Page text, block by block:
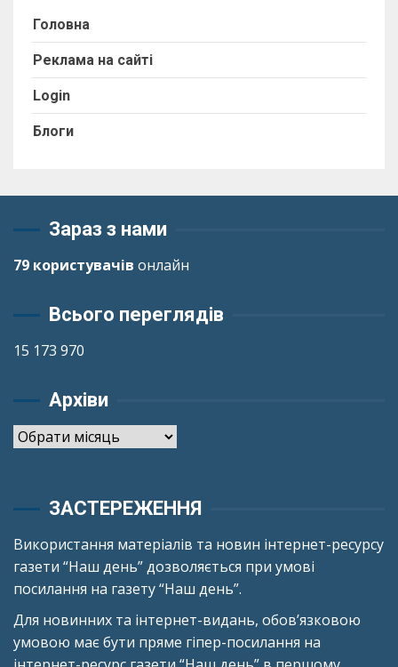
Головна
Реклама на сайті
Login
Блоги
Зараз з нами
79 користувачів онлайн
Всього переглядів
15 173 970
Архіви
Архіви
ЗАСТЕРЕЖЕННЯ
Використання матеріалів та новин інтернет-ресурсу
газети “Наш день” дозволяється при умові
посилання на газету “Наш день”.
Для новинних та інтернет-видань, обов’язковою
умовою має бути пряме гіпер-посилання на